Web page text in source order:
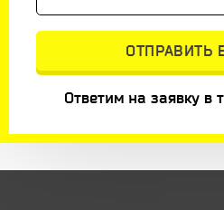
Ответим на заявку в